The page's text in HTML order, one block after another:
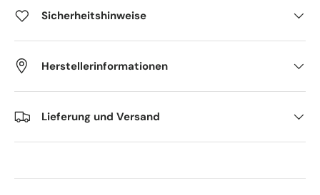
Sicherheitshinweise
Herstellerinformationen
Lieferung und Versand